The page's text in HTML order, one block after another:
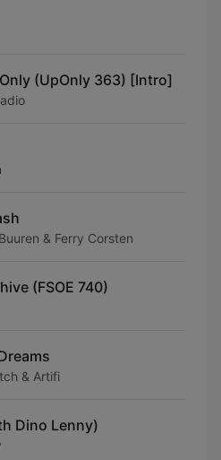
(UpOnly 363) [Intro]
& Ferry Corsten
(FSOE 740)
& Artifi
Dino Lenny)